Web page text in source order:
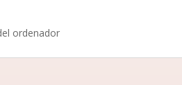
ordenador